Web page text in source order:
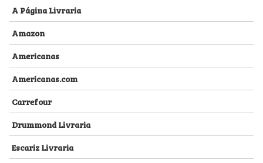
A Página Livraria
Amazon
Americanas
Americanas.com
Carrefour
Drummond Livraria
Escariz Livraria